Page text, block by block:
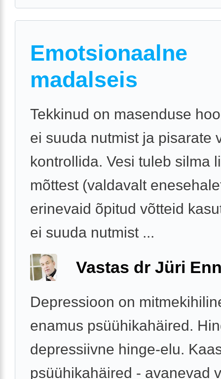
Emotsionaalne
madalseis
Tekkinud on masenduse
ei suuda nutmist ja pisarate
kontrollida. Vesi tuleb silma
mõttest (valdavalt
erinevaid õpitud võtteid
ei suuda nutmist ...
Vastas dr Jüri
Depressioon on
enamus psüühikahäired.
depressiivne hinge-elu.
psüühikahäired - avanevad